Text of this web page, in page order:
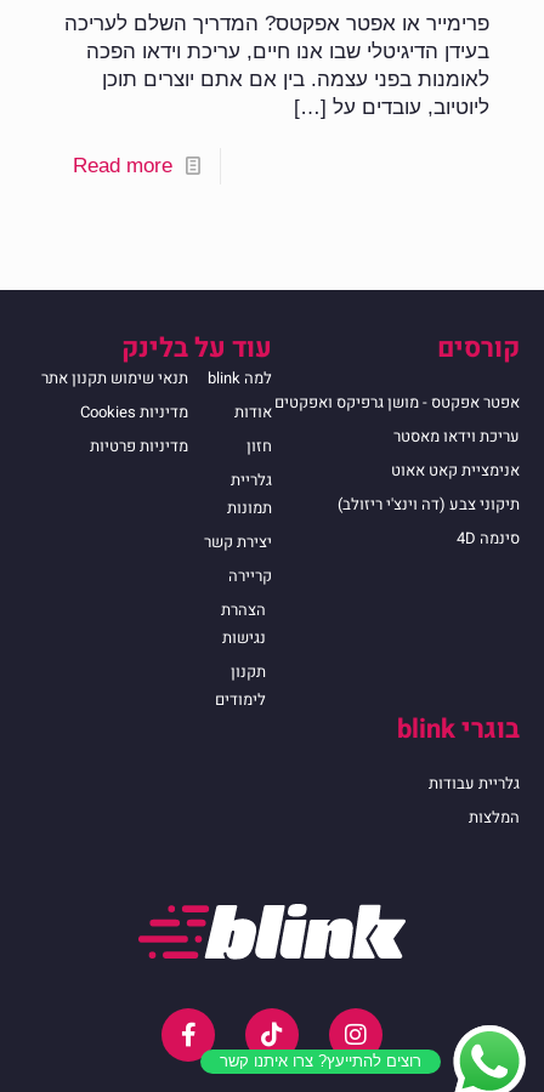
פרימייר או אפטר אפקטס? המדריך השלם לעריכה
בעידן הדיגיטלי שבו אנו חיים, עריכת וידאו הפכה
לאומנות בפני עצמה. בין אם אתם יוצרים תוכן
ליוטיוב, עובדים על […]
Read more
קורסים
אפטר אפקטס - מושן גרפיקס ואפקטים
עריכת וידאו מאסטר
אנימציית קאט אאוט
תיקוני צבע (דה וינצ'י ריזולב)
סינמה 4D
עוד על בלינק
למה blink
אודות
חזון
גלריית
תמונות
יצירת קשר
קריירה
הצהרת
נגישות
תקנון
לימודים
תנאי שימוש תקנון אתר
מדיניות Cookies
מדיניות פרטיות
בוגרי blink
גלריית עבודות
המלצות
רוצים להתייעץ? צרו איתנו קשר